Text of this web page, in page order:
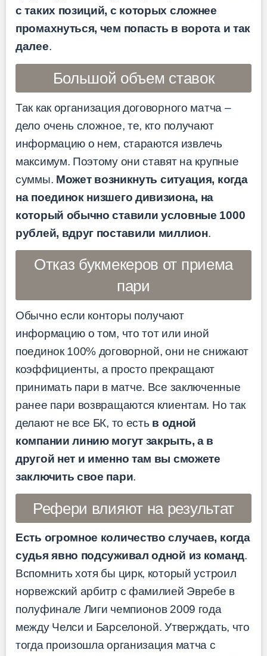
с таких позиций, с которых сложнее
промахнуться, чем попасть в ворота и так
далее.
Большой объем ставок
Так как организация договорного матча –
дело очень сложное, те, кто получают
информацию о нем, стараются извлечь
максимум. Поэтому они ставят на крупные
суммы. Может возникнуть ситуация, когда
на поединок низшего дивизиона, на
который обычно ставили условные 1000
рублей, вдруг поставили миллион.
Отказ букмекеров от приема
пари
Обычно если конторы получают
информацию о том, что тот или иной
поединок 100% договорной, они не снижают
коэффициенты, а просто прекращают
принимать пари в матче. Все заключенные
ранее пари возвращаются клиентам. Но так
делают не все БК, то есть в одной
компании линию могут закрыть, а в
другой нет и именно там вы сможете
заключить свое пари.
Рефери влияют на результат
Есть огромное количество случаев, когда
судья явно подсуживал одной из команд.
Вспомнить хотя бы цирк, который устроил
норвежский арбитр с фамилией Эвребе в
полуфинале Лиги чемпионов 2009 года
между Челси и Барселоной. Утверждать, что
тогда произошла организация матча с